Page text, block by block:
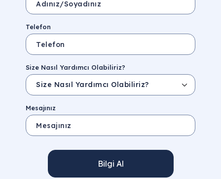
Telefon
Size Nasıl Yardımcı Olabiliriz?
Mesajınız
Bilgi Al